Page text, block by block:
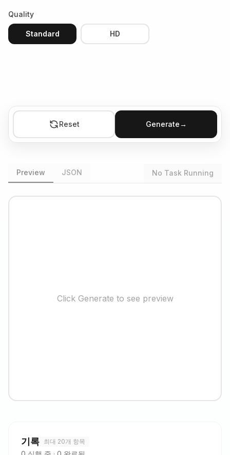
Quality
Standard HD
Reset Generate→
Preview JSON No Task Running
Click Generate to see preview
기록 최대 20개 항목